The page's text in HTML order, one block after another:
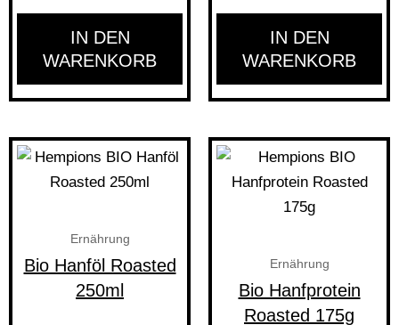
IN DEN
WARENKORB
IN DEN
WARENKORB
Ernährung
Bio Hanföl Roasted
250ml
Ernährung
Bio Hanfprotein
Roasted 175g